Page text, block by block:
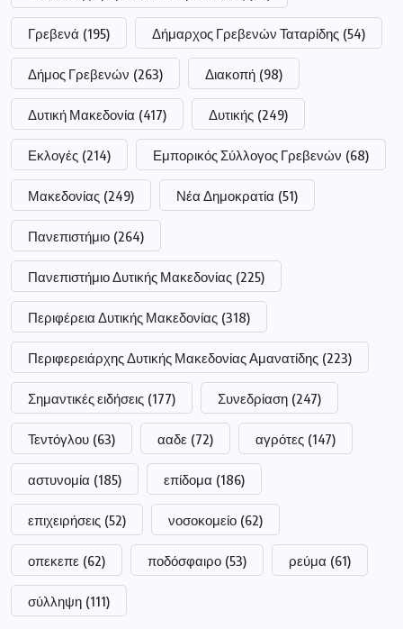
Γρεβενά (195) Δήμαρχος Γρεβενών Ταταρίδης (54)
Δήμος Γρεβενών (263) Διακοπή (98)
Δυτική Μακεδονία (417) Δυτικής (249)
Εκλογές (214) Εμπορικός Σύλλογος Γρεβενών (68)
Μακεδονίας (249) Νέα Δημοκρατία (51)
Πανεπιστήμιο (264)
Πανεπιστήμιο Δυτικής Μακεδονίας (225)
Περιφέρεια Δυτικής Μακεδονίας (318)
Περιφερειάρχης Δυτικής Μακεδονίας Αμανατίδης (223)
Σημαντικές ειδήσεις (177) Συνεδρίαση (247)
Τεντόγλου (63) ααδε (72) αγρότες (147)
αστυνομία (185) επίδομα (186)
επιχειρήσεις (52) νοσοκομείο (62)
οπεκεπε (62) ποδόσφαιρο (53) ρεύμα (61)
σύλληψη (111)